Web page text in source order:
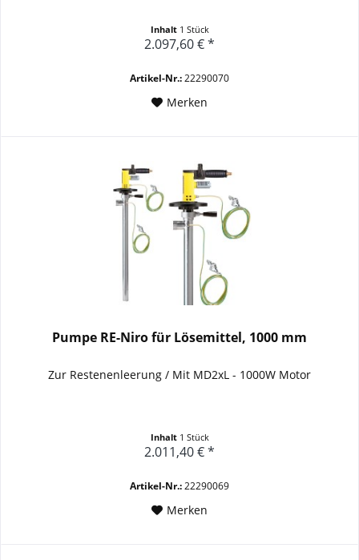
Inhalt 1 Stück
2.097,60 € *
Artikel-Nr.:22290070
Merken
Pumpe RE-Niro für Lösemittel, 1000 mm
Zur Restenenleerung / Mit MD2xL - 1000W Motor
Inhalt 1 Stück
2.011,40 € *
Artikel-Nr.:22290069
Merken